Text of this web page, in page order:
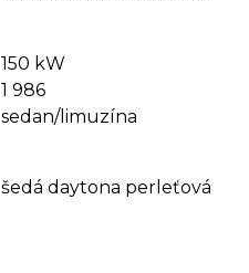
150 kW
1 986
sedan/limuzína
šedá daytona perleťová